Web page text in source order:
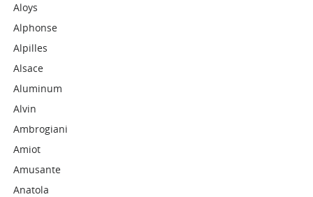
Aloys
Alphonse
Alpilles
Alsace
Aluminum
Alvin
Ambrogiani
Amiot
Amusante
Anatola